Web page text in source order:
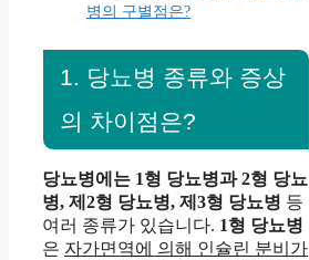
병의 구별점은?
1. 당뇨병 종류와 증상
의 차이점은?
당뇨병에는 1형 당뇨병과 2형 당뇨
병, 제2형 당뇨병, 제3형 당뇨병 등
여러 종류가 있습니다. 1형 당뇨병
은 자가면역에 의해 인슐린 분비가